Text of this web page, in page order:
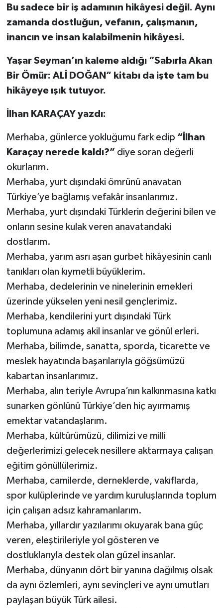
Bu sadece bir iş adamının hikâyesi değil. Aynı
zamanda dostluğun, vefanın, çalışmanın,
inancın ve insan kalabilmenin hikâyesi.
Yaşar Seyman’ın kaleme aldığı “Sabırla Akan
Bir Ömür: ALİ DOĞAN” kitabı da işte tam bu
hikâyeye ışık tutuyor.
İlhan KARAÇAY yazdı:
Merhaba, günlerce yokluğumu fark edip “İlhan
Karaçay nerede kaldı?” diye soran değerli
okurlarım.
Merhaba, yurt dışındaki ömrünü anavatan
Türkiye’ye bağlamış vefakâr insanlarımız.
Merhaba, yurt dışındaki Türklerin değerini bilen ve
onların sesine kulak veren anavatandaki
dostlarım.
Merhaba, yarım asrı aşan gurbet hikâyesinin canlı
tanıkları olan kıymetli büyüklerim.
Merhaba, dedelerinin ve ninelerinin emekleri
üzerinde yükselen yeni nesil gençlerimiz.
Merhaba, kendilerini yurt dışındaki Türk
toplumuna adamış akil insanlar ve gönül erleri.
Merhaba, bilimde, sanatta, sporda, ticarette ve
meslek hayatında başarılarıyla göğsümüzü
kabartan insanlarımız.
Merhaba, alın teriyle Avrupa’nın kalkınmasına katkı
sunarken gönlünü Türkiye’den hiç ayırmamış
emektar vatandaşlarım.
Merhaba, kültürümüzü, dilimizi ve milli
değerlerimizi gelecek nesillere aktarmaya çalışan
eğitim gönüllülerimiz.
Merhaba, camilerde, derneklerde, vakıflarda,
spor kulüplerinde ve yardım kuruluşlarında toplum
için çalışan adsız kahramanlarım.
Merhaba, yıllardır yazılarımı okuyarak bana güç
veren, eleştirileriyle yol gösteren ve
dostluklarıyla destek olan güzel insanlar.
Merhaba, dünyanın dört bir yanına dağılmış olsak
da aynı özlemleri, aynı sevinçleri ve aynı umutları
paylaşan büyük Türk ailesi.